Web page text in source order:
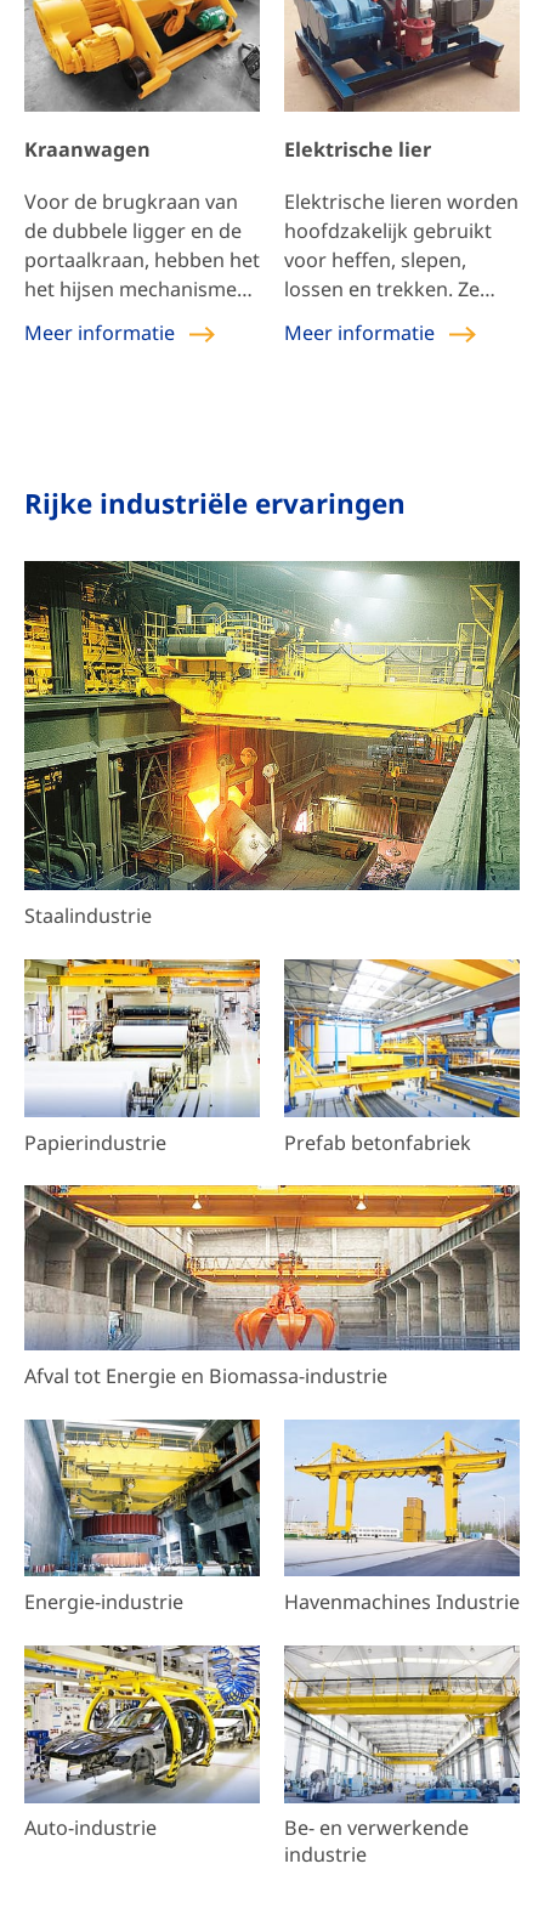
mechanische levensduur,
gemakkelijk onderhoud,
en hoge
kostenprestaties.
Kraanwagen
Voor de brugkraan van
de dubbele ligger en de
portaalkraan, hebben het
het hijsen mechanisme
en de karretjestrekker
over het algemeen het
Meer informatie
Elektrische lier
Elektrische lieren worden
hoofdzakelijk gebruikt
voor heffen, slepen,
lossen en trekken. Ze
kunnen verticaal,
horizontaal of schuin
Meer informatie
Rijke industriële ervaringen
Staalindustrie
Papierindustrie Prefab betonfabriek
Afval tot Energie en Biomassa-industrie
Energie-industrie Havenmachines Industrie
Auto-industrie
Be- en verwerkende
industrie